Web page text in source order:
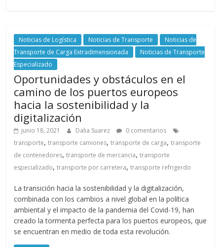
Noticias de Logística Noticias de Transporte
Noticias de
Transporte de Carga Extradimensionada
Noticias de Transporte
Especializado
Oportunidades y obstáculos en el
camino de los puertos europeos
hacia la sostenibilidad y la
digitalización
junio 18, 2021 Dalia Suarez
0 comentarios
transporte,transporte camiones,transporte de carga,transporte
de contenedores,transporte de mercancia,transporte
especializado,transporte por carretera,transporte refrigerdo
La transición hacia la sostenibilidad y la digitalización,
combinada con los cambios a nivel global en la política
ambiental y el impacto de la pandemia del Covid-19, han
creado la tormenta perfecta para los puertos europeos, que
se encuentran en medio de toda esta revolución.